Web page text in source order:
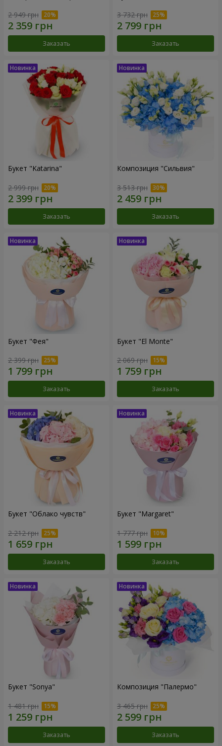
2 949 грн
Заказать
3 732 грн
Заказать
Букет "Katarina"
2 999 грн
Заказать
Композиция "Сильвия"
3 513 грн
Заказать
Букет "Фея"
2 399 грн
Заказать
Букет "El Monte"
2 069 грн
Заказать
Букет "Облако чувств"
2 212 грн
Заказать
Букет "Margaret"
1 777 грн
Заказать
Букет "Sonya"
1 481 грн
Заказать
Композиция "Палермо"
3 465 грн
Заказать